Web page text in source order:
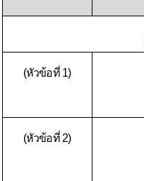
(หัวข้อที่ 1)
(หัวข้อที่ 2)